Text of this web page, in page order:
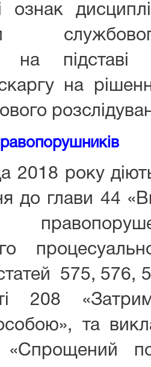
ознак
на
на
2018 року
до глави 44
575, 576,
208
та